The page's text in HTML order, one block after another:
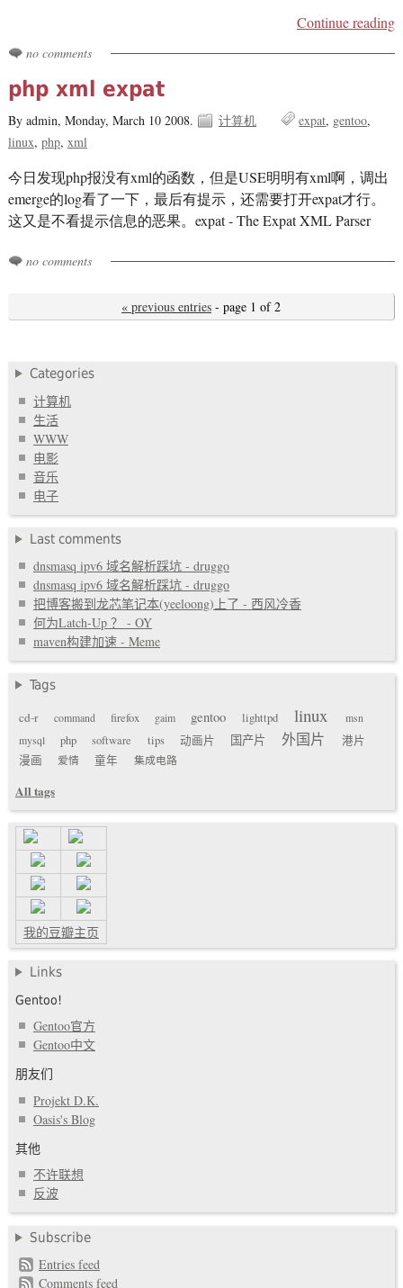
Continue reading
no comments
php xml expat
By admin, Monday, March 10 2008. 计算机 expat gentoo
linux php xml
今日发现php报没有xml的函数，但是USE明明有xml啊，调出
emerge的log看了一下，最后有提示，还需要打开expat才行。
这又是不看提示信息的恶果。expat - The Expat XML Parser
no comments
« previous entries - page 1 of 2
Categories
计算机
生活
WWW
电影
音乐
电子
Last comments
dnsmasq ipv6 域名解析踩坑 - druggo
dnsmasq ipv6 域名解析踩坑 - druggo
把博客搬到龙芯笔记本(yeeloong)上了 - 西风冷香
何为Latch-Up ？ - OY
maven构建加速 - Meme
Tags
cd-r
command firefox gaim gentoo lighttpd linux
msn
mysql
php software tips 动画片 国产片 外国片
港片
漫画
爱情 童年 集成电路
All tags
我的豆瓣主页
Links
Gentoo!
Gentoo官方
Gentoo中文
朋友们
Projekt D.K.
Oasis's Blog
其他
不许联想
反波
Subscribe
Entries feed
Comments feed